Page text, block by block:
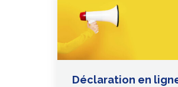
Déclaration en